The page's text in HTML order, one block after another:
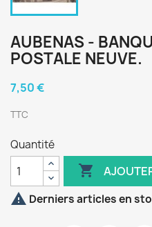
AUBENAS -
POSTALE NEUVE.
7,50 €
TTC
Quantité

 Derniers articles en